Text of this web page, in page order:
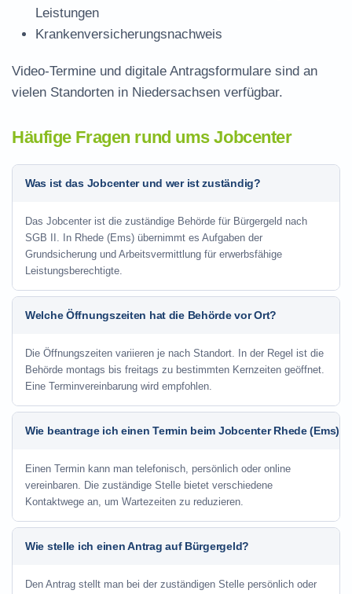
Leistungen
Krankenversicherungsnachweis
Video-Termine und digitale Antragsformulare sind an
vielen Standorten in Niedersachsen verfügbar.
Häufige Fragen rund ums Jobcenter
Was ist das Jobcenter und wer ist zuständig?
Das Jobcenter ist die zuständige Behörde für Bürgergeld nach
SGB II. In Rhede (Ems) übernimmt es Aufgaben der
Grundsicherung und Arbeitsvermittlung für erwerbsfähige
Leistungsberechtigte.
Welche Öffnungszeiten hat die Behörde vor Ort?
Die Öffnungszeiten variieren je nach Standort. In der Regel ist die
Behörde montags bis freitags zu bestimmten Kernzeiten geöffnet.
Eine Terminvereinbarung wird empfohlen.
Wie beantrage ich einen Termin beim Jobcenter Rhede (Ems)?
Einen Termin kann man telefonisch, persönlich oder online
vereinbaren. Die zuständige Stelle bietet verschiedene
Kontaktwege an, um Wartezeiten zu reduzieren.
Wie stelle ich einen Antrag auf Bürgergeld?
Den Antrag stellt man bei der zuständigen Stelle persönlich oder